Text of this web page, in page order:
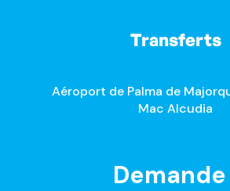
Transferts
Aéroport de Palma de
Mac Alcudia
Demande